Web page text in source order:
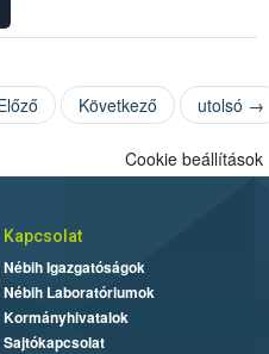
Következő utolsó →
Cookie beállítások
Kapcsolat
Nébih Igazgatóságok
Nébih Laboratóriumok
Kormányhivatalok
Sajtókapcsolat